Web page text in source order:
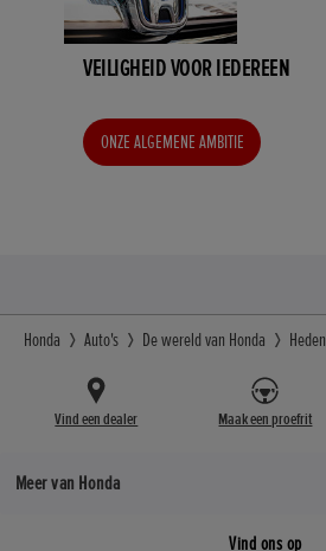
VEILIGHEID VOOR IEDEREEN
ONZE ALGEMENE AMBITIE
Honda Auto's De wereld van Honda Heden
Vind een dealer Maak een proefrit
Meer van Honda
Vind ons op